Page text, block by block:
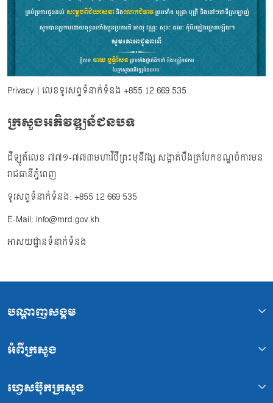
Privacy | លេខទូរសព្ទទំនាក់ទំនង +855 12 669 535
ក្រសួងអភិវឌ្ឍន៍ជនបទ
ដីឡូត៍លេខ ៧៧១-៧៧៣មហាវិថីព្រះមុនីវង្ស សង្កាត់បឹងត្របែកខណ្ឌចំការមន
រាជធានីភ្នំពេញ
ទូរសព្ទទំនាក់ទំនង: +855 12 669 535
E-Mail: info@mrd.gov.kh
អាសយដ្ឋានទំនាក់ទំនង
បណ្ដាញសង្គម
អំពីក្រសួង
ហ្វេសប៊ុកក្រសួង